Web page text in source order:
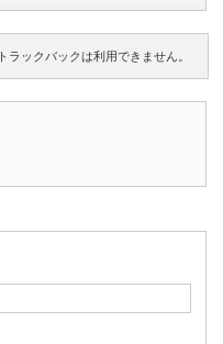
トラックバックは利用できません。